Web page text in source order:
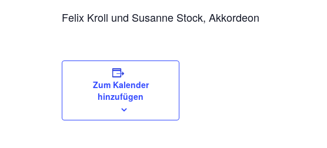
Felix Kroll und Susanne Stock, Akkordeon
Zum Kalender
hinzufügen